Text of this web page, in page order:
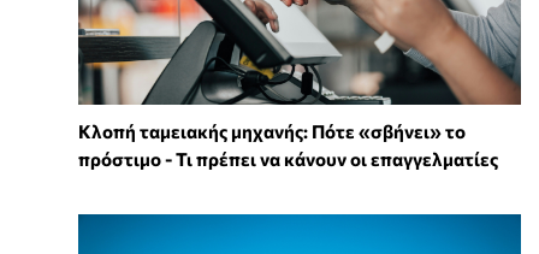
Κλοπή ταμειακής μηχανής: Πότε «σβήνει» το
πρόστιμο - Τι πρέπει να κάνουν οι επαγγελματίες